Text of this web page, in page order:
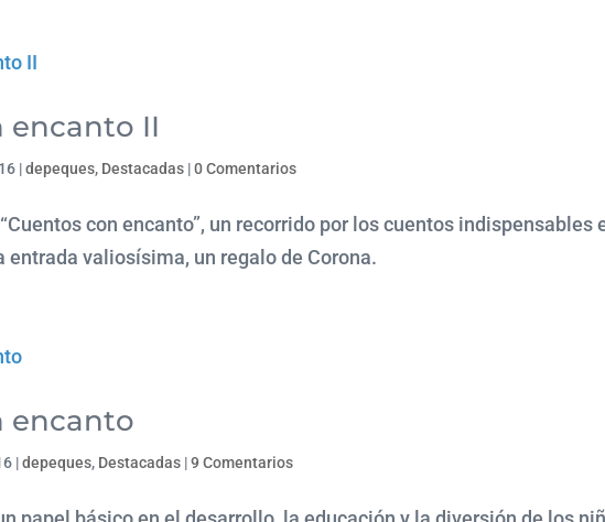
encanto II
|depeques, Destacadas |0 Comentarios
con encanto”, un recorrido por los cuentos indispensables
entrada valiosísima, un regalo de Corona.
encanto
|depeques, Destacadas |9 Comentarios